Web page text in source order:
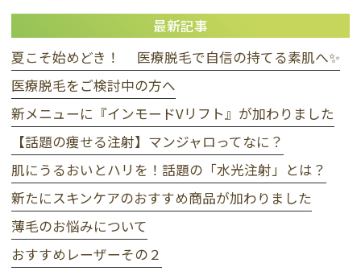
最新記事
夏こそ始めどき！ 医療脱毛で自信の持てる素肌へ✨
医療脱毛をご検討中の方へ
新メニューに『インモードVリフト』が加わりました
【話題の痩せる注射】マンジャロってなに？
肌にうるおいとハリを！話題の「水光注射」とは？
新たにスキンケアのおすすめ商品が加わりました
薄毛のお悩みについて
おすすめレーザーその２